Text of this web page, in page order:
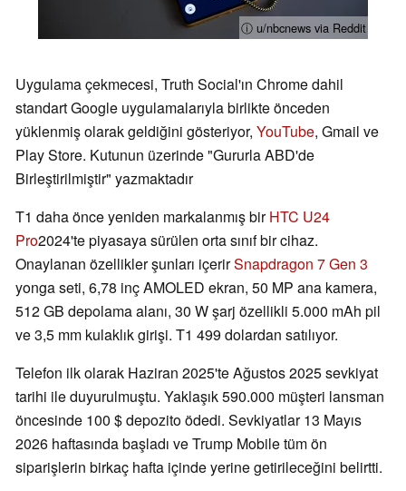
ⓘ u/nbcnews via Reddit
Uygulama çekmecesi, Truth Social'ın Chrome dahil
standart Google uygulamalarıyla birlikte önceden
yüklenmiş olarak geldiğini gösteriyor, YouTube, Gmail ve
Play Store. Kutunun üzerinde "Gururla ABD'de
Birleştirilmiştir" yazmaktadır
T1 daha önce yeniden markalanmış birHTC U24
Pro2024'te piyasaya sürülen orta sınıf bir cihaz.
Onaylanan özellikler şunları içerirSnapdragon 7 Gen 3
yonga seti, 6,78 inç AMOLED ekran, 50 MP ana kamera,
512 GB depolama alanı, 30 W şarj özellikli 5.000 mAh pil
ve 3,5 mm kulaklık girişi. T1 499 dolardan satılıyor.
Telefon ilk olarak Haziran 2025'te Ağustos 2025 sevkiyat
tarihi ile duyurulmuştu. Yaklaşık 590.000 müşteri lansman
öncesinde 100 $ depozito ödedi. Sevkiyatlar 13 Mayıs
2026 haftasında başladı ve Trump Mobile tüm ön
siparişlerin birkaç hafta içinde yerine getirileceğini belirtti.